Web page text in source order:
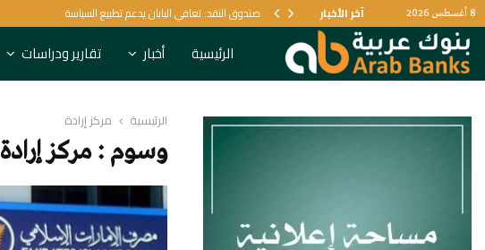
8 أغسطس 2026 آخر الأخبار البنكي صندوق النقد: تعافي اليابان يدعم تطبيع السياسة
الرئيسية أخبار تقارير ودراسات
الرئيسية مركز إرادة
وسوم : مركز إرادة